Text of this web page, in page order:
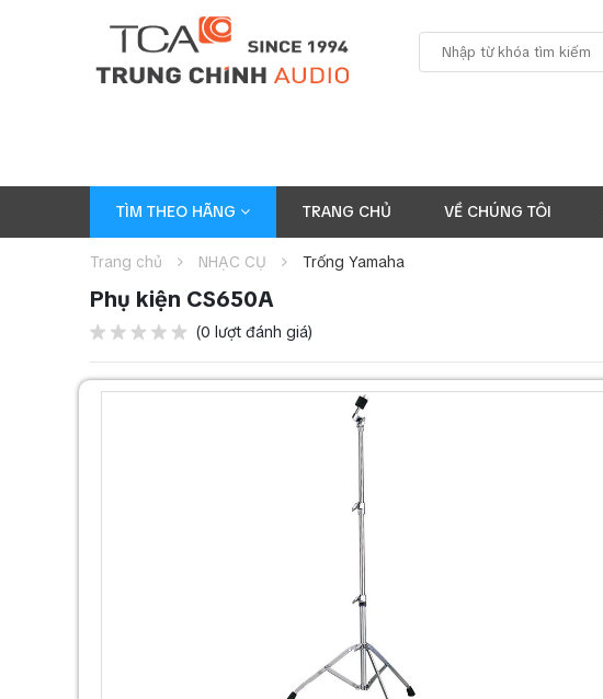
TÌM THEO HÃNG TRANG CHỦ VỀ CHÚNG TÔI
Trang chủ NHẠC CỤ Trống Yamaha
Phụ kiện CS650A
(0 lượt đánh giá)